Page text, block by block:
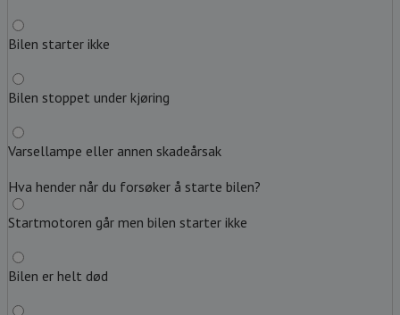
Bilen starter ikke
Bilen stoppet under kjøring
Varsellampe eller annen skadeårsak
Hva hender når du forsøker å starte bilen?
Startmotoren går men bilen starter ikke
Bilen er helt død